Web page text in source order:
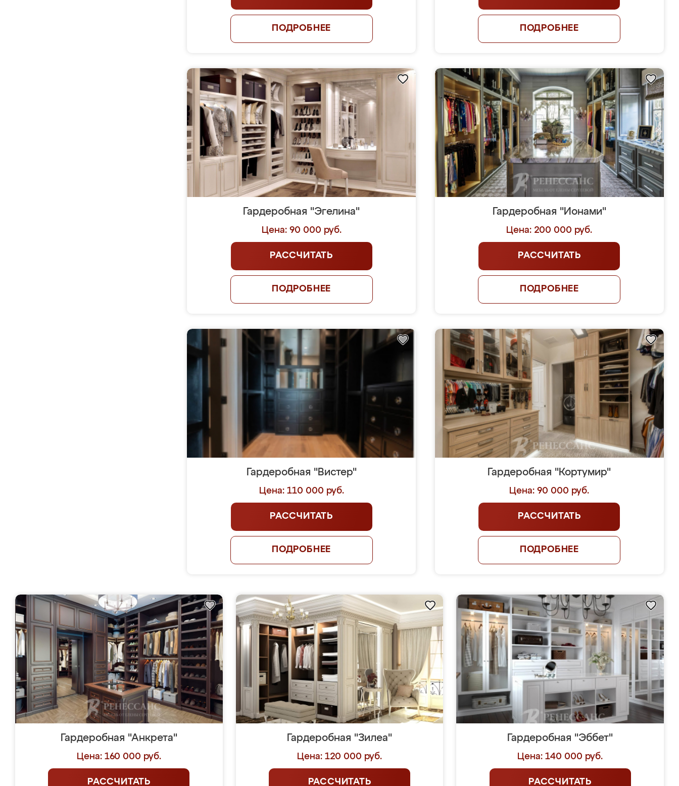
ПОДРОБНЕЕ ПОДРОБНЕЕ
Гардеробная "Эгелина"
Цена: 90 000 руб.
РАССЧИТАТЬ
ПОДРОБНЕЕ
Гардеробная "Ионами"
Цена: 200 000 руб.
РАССЧИТАТЬ
ПОДРОБНЕЕ
Гардеробная "Вистер"
Цена: 110 000 руб.
РАССЧИТАТЬ
ПОДРОБНЕЕ
Гардеробная "Кортумир"
Цена: 90 000 руб.
РАССЧИТАТЬ
ПОДРОБНЕЕ
Гардеробная "Анкрета"
Цена: 160 000 руб.
РАССЧИТАТЬ
Гардеробная "Зилеа"
Цена: 120 000 руб.
РАССЧИТАТЬ
Гардеробная "Эббет"
Цена: 140 000 руб.
РАССЧИТАТЬ